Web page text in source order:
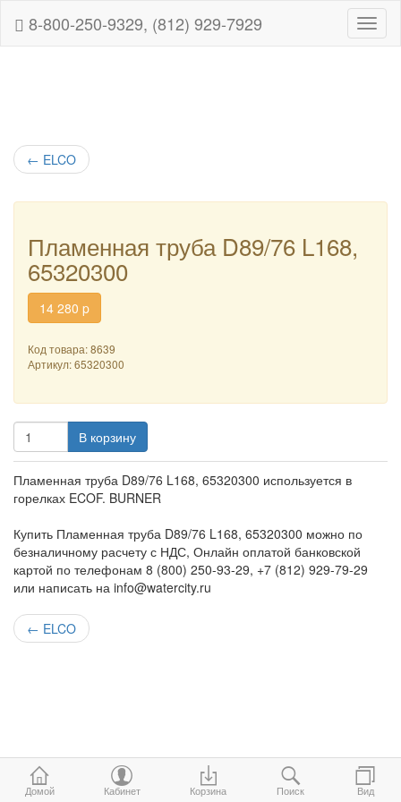
8-800-250-9329, (812) 929-7929
← ELCO
Пламенная труба D89/76 L168,
65320300
14 280 p
Код товара: 8639
Артикул:65320300
В корзину
Пламенная труба D89/76 L168, 65320300 используется в
горелках ECOF. BURNER
Купить Пламенная труба D89/76 L168, 65320300 можно по
безналичному расчету с НДС, Онлайн оплатой банковской
картой по телефонам 8 (800) 250-93-29, +7 (812) 929-79-29
или написать на info@watercity.ru
← ELCO
Домой Кабинет Корзина Поиск Вид